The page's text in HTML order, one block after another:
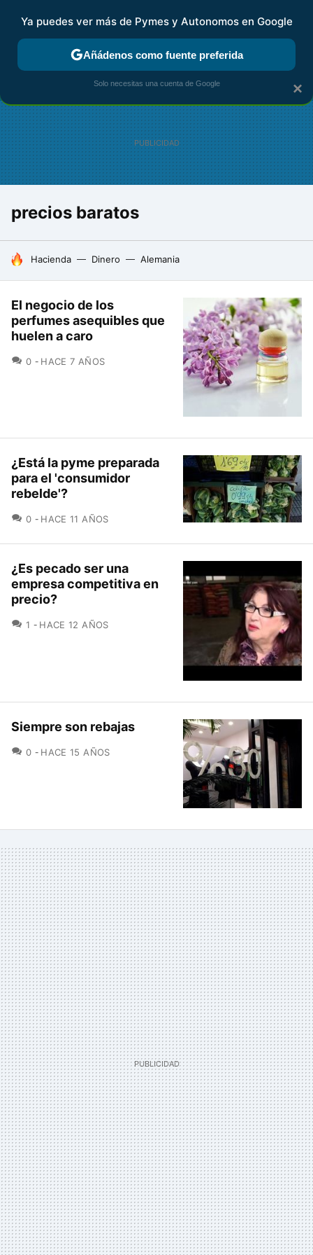
FISCALIDAD Y CONTABILIDAD KIT DIGITAL RENTA
precios baratos
HOY SE HABLA DE
Hacienda Dinero Alemania
El negocio de los
perfumes asequibles que
huelen a caro
0 COMENTARIOS
HACE 7 AÑOS
¿Está la pyme preparada
para el 'consumidor
rebelde'?
0 COMENTARIOS
HACE 11 AÑOS
¿Es pecado ser una
empresa competitiva en
precio?
1 COMENTARIOS
HACE 12 AÑOS
Siempre son rebajas
0 COMENTARIOS
HACE 15 AÑOS
×
Ya puedes ver más de Pymes y Autonomos en Google
Añádenos como fuente preferida
Solo necesitas una cuenta de Google